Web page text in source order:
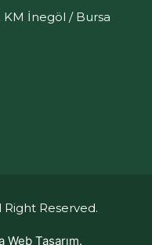
KM İnegöl / Bursa
Reserved.
Web Tasarım.